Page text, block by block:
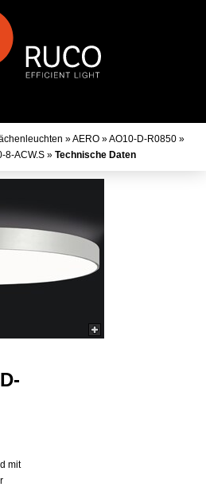
»AERO »AO10-D-R0850 »
8-ACW.S » Technische Daten
mit